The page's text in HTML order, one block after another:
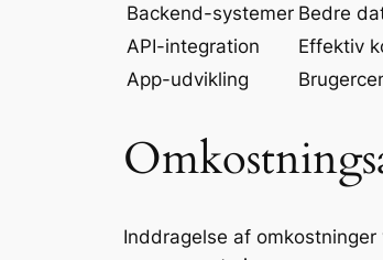
Backend-systemer Bedre
API-integration
Effektiv
App-udvikling
Inddragelse af